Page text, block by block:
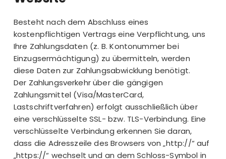
Besteht nach dem Abschluss eines
kostenpflichtigen Vertrags eine Verpflichtung, uns
Ihre Zahlungsdaten (z. B. Kontonummer bei
Einzugsermächtigung) zu übermitteln, werden
diese Daten zur Zahlungsabwicklung benötigt.
Der Zahlungsverkehr über die gängigen
Zahlungsmittel (Visa/MasterCard,
Lastschriftverfahren) erfolgt ausschließlich über
eine verschlüsselte SSL- bzw. TLS-Verbindung. Eine
verschlüsselte Verbindung erkennen Sie daran,
dass die Adresszeile des Browsers von „http://“ auf
„https://“ wechselt und an dem Schloss-Symbol in